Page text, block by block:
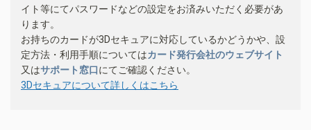
イト等にてパスワードなどの設定をお済みいただく必要があ
ります。
お持ちのカードが3Dセキュアに対応しているかどうかや、設
定方法・利用手順についてはカード発行会社のウェブサイト
又はサポート窓口にてご確認ください。
3Dセキュアについて詳しくはこちら